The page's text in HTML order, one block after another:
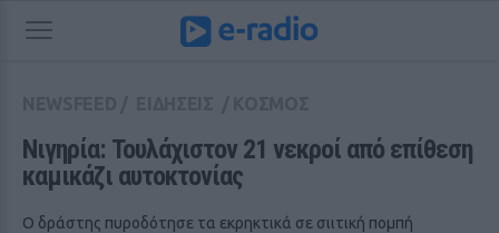
Νιγηρία: Τουλάχιστον 21 νεκροί από επίθεση
καμικάζι αυτοκτονίας
Ο δράστης πυροδότησε τα εκρηκτικά σε σιιτική πομπή